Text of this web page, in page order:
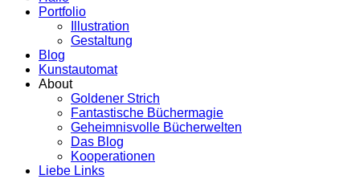
Portfolio
Illustration
Gestaltung
Blog
Kunstautomat
About
Goldener Strich
Fantastische Büchermagie
Geheimnisvolle Bücherwelten
Das Blog
Kooperationen
Liebe Links